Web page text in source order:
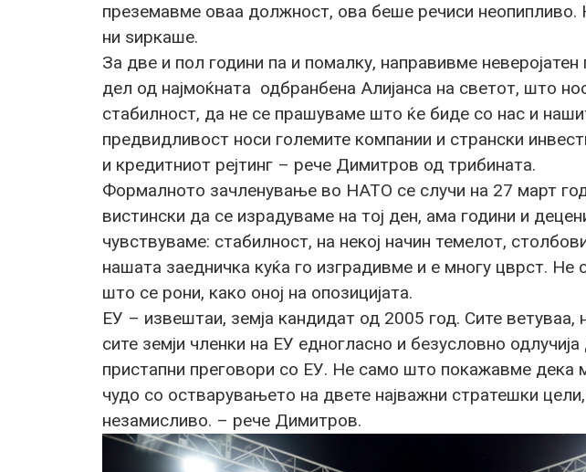
преземавме оваа должност, ова беше речиси неопипливо.
ни ѕиркаше.
За две и пол години па и помалку, направивме неверојатен
дел од најмоќната одбранбена Алијанса на светот, што
стабилност, да не се прашуваме што ќе биде со нас и
предвидливост носи големите компании и странски
и кредитниот рејтинг – рече Димитров од трибината.
Формалното зачленување во НАТО се случи на 27 март
вистински да се израдуваме на тој ден, ама години и
чувствуваме: стабилност, на некој начин темелот,
нашата заедничка куќа го изградивме и е многу цврст. Не
што се рони, како оној на опозицијата.
ЕУ – извештаи, земја кандидат од 2005 год. Сите ветуваа,
сите земји членки на ЕУ едногласно и безусловно
пристапни преговори со ЕУ. Не само што покажавме дека
чудо со остварувањето на двете најважни стратешки
незамисливо. – рече Димитров.